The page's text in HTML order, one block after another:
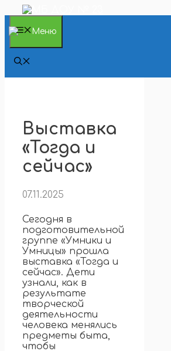
Перейти
содержимому
Меню
Выставка
«Тогда и
сейчас»
07.11.2025
Сегодня в
подготовительной
группе «Умники и
Умницы» прошла
выставка «Тогда и
сейчас». Дети
узнали, как в
результате
творческой
деятельности
человека менялись
предметы быта,
чтобы